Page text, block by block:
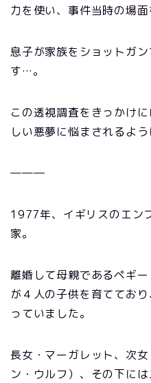
力を使い、事件当時の場面
息子が家族をショットガ
す…。
この透視調査をきっかけ
しい悪夢に悩まされるよう
―――
1977年、イギリスのエン
家。
離婚して母親であるペギ
が４人の子供を育ててお
っていました。
長女・マーガレット、次
ン・ウルフ）、その下に